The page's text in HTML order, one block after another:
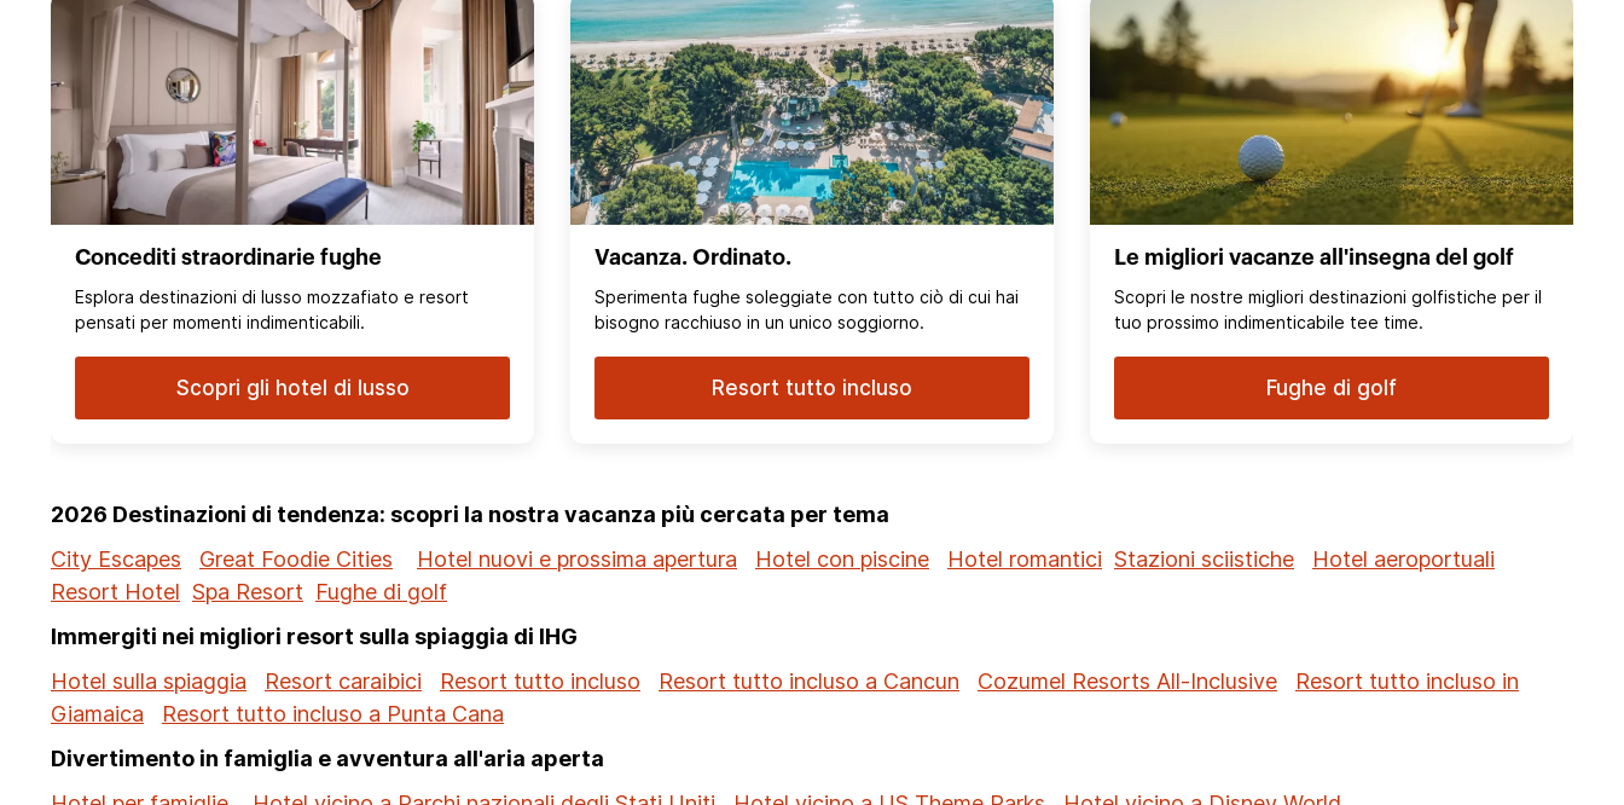
Concediti straordinarie fughe
Esplora destinazioni di lusso mozzafiato e resort
pensati per momenti indimenticabili.
Scopri gli hotel di lusso
Vacanza. Ordinato.
Sperimenta fughe soleggiate con tutto ciò di cui hai
bisogno racchiuso in un unico soggiorno.
Resort tutto incluso
Le migliori vacanze all'insegna del golf
Scopri le nostre migliori destinazioni golfistiche per il
tuo prossimo indimenticabile tee time.
Fughe di golf
2026 Destinazioni di tendenza: scopri la nostra vacanza più cercata per tema
City Escapes
Great Foodie Cities Hotel nuovi e prossima apertura Hotel con piscine Hotel romantici Stazioni sciistiche
Hotel aeroportuali
Resort Hotel Spa Resort
Fughe di golf
Immergiti nei migliori resort sulla spiaggia di IHG
Hotel sulla spiaggia
Resort caraibici Resort tutto incluso Resort tutto incluso a Cancun Cozumel Resorts All-Inclusive
Resort tutto incluso in
Giamaica
Resort tutto incluso a Punta Cana
Divertimento in famiglia e avventura all'aria aperta